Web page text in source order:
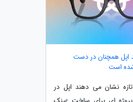
اپل همچنان در دست
است
نشان می دهند اپل در